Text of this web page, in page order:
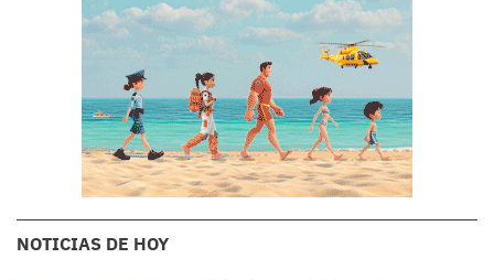
NOTICIAS DE HOY